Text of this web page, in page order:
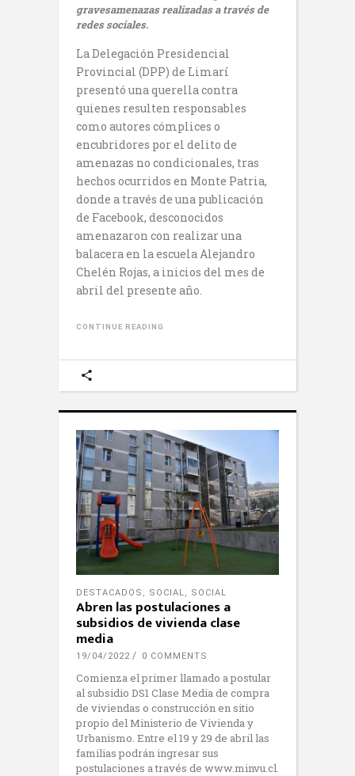
gravesamenazas realizadas a través de
redes sociales.
La Delegación Presidencial
Provincial (DPP) de Limarí
presentó una querella contra
quienes resulten responsables
como autores cómplices o
encubridores por el delito de
amenazas no condicionales, tras
hechos ocurridos en Monte Patria,
donde a través de una publicación
de Facebook, desconocidos
amenazaron con realizar una
balacera en la escuela Alejandro
Chelén Rojas, a inicios del mes de
abril del presente año.
CONTINUE READING
DESTACADOS , SOCIAL, SOCIAL
Abren las postulaciones a
subsidios de vivienda clase
media
19/04/2022 0 COMMENTS
Comienza el primer llamado a postular
al subsidio DS1 Clase Media de compra
de viviendas o construcción en sitio
propio del Ministerio de Vivienda y
Urbanismo. Entre el 19 y 29 de abril las
familias podrán ingresar sus
postulaciones a través de www.minvu.cl.